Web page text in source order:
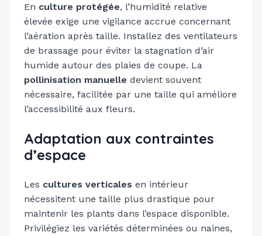
En culture protégée, l’humidité relative
élevée exige une vigilance accrue concernant
l’aération après taille. Installez des ventilateurs
de brassage pour éviter la stagnation d’air
humide autour des plaies de coupe. La
pollinisation manuelle devient souvent
nécessaire, facilitée par une taille qui améliore
l’accessibilité aux fleurs.
Adaptation aux contraintes
d’espace
Les cultures verticales en intérieur
nécessitent une taille plus drastique pour
maintenir les plants dans l’espace disponible.
Privilégiez les variétés déterminées ou naines,